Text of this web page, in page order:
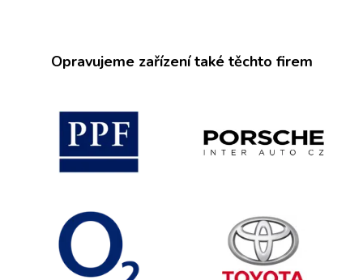
Opravujeme zařízení také těchto firem